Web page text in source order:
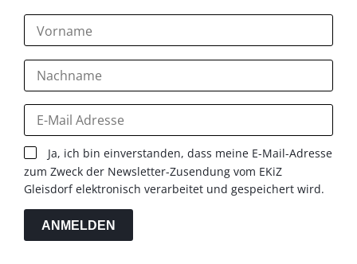
Ja, ich bin einverstanden, dass meine E-Mail-Adresse
zum Zweck der Newsletter-Zusendung vom EKiZ
Gleisdorf elektronisch verarbeitet und gespeichert wird.
ANMELDEN